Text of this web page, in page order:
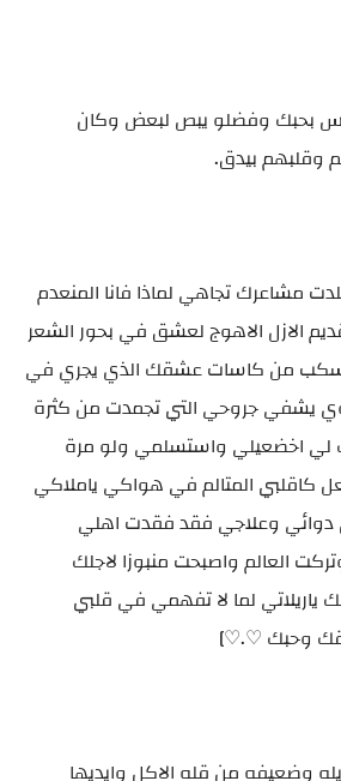
بحبك وفضلو يبص لبعض وكان
وقلبهم بيدق.
مشاعرك تجاهي لماذا فانا المنعدم
الازل الاهوج لعشق في بحور الشعر
من كاسات عشقك الذي يجري في
يشفي جروحي التي تجمدت من كثرة
اخضعيلي واستسلمي ولو مرة
المتالم في هواكي ياملاكي
دوائي وعلاجي فقد فقدت اهلي
العالم واصبحت منبوزا لاجلك
ياريلاتي لما لا تفهمي في قلبي
وحبك ♡.♡]
وضعيفه من قله الاكل وايديها